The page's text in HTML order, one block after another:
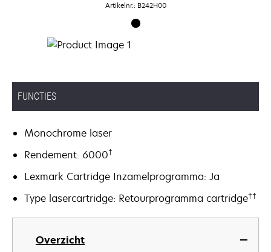
Artikelnr.: B242H00
FUNCTIES
Monochrome laser
Rendement: 6000†
Lexmark Cartridge Inzamelprogramma: Ja
Type lasercartridge: Retourprogramma cartridge††
Overzicht